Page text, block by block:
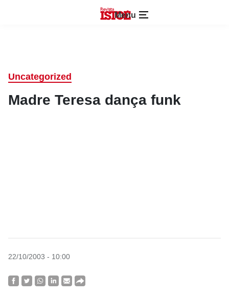
Menu
Uncategorized
Madre Teresa dança funk
22/10/2003 - 10:00